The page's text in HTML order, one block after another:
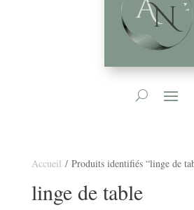
Accueil / Produits identifiés “linge de
linge de table